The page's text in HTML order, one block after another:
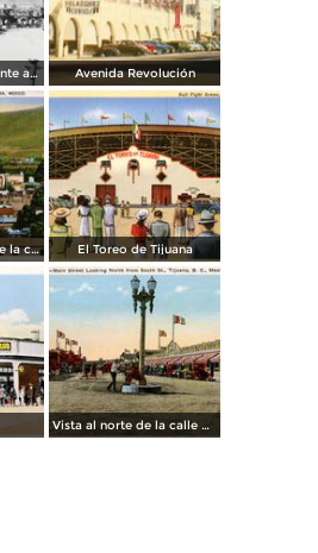
Tropas en desfile frente al Palacio Federal Avenida Revolución
Vista de pájaro sobre la calle principal de Tijuana El Toreo de Tijuana
Vista al norte de la calle principal, desde la Calle Sur